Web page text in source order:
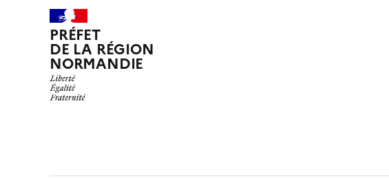
PRÉFET
DE LA RÉGION
NORMANDIE